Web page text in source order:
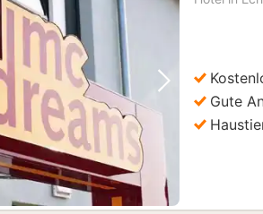
Bild Nächstes
Gute